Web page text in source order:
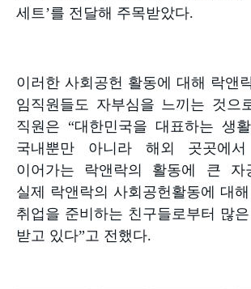
세트 ’를 전달해 주목받았다.
이러한 사회공헌 활동에 대해 락앤
임직원들도 자부심을 느끼는 것으
직원은 “대한민국을 대표하는 생
국내뿐만 아니라 해외 곳곳에
이어가는 락앤락의 활동에 큰 자
실제 락앤락의 사회공헌활동에 대
취업을 준비하는 친구들로부터 많
받고 있다”고 전했다.